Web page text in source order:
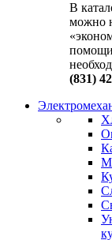
В
можно
помощи
(831)